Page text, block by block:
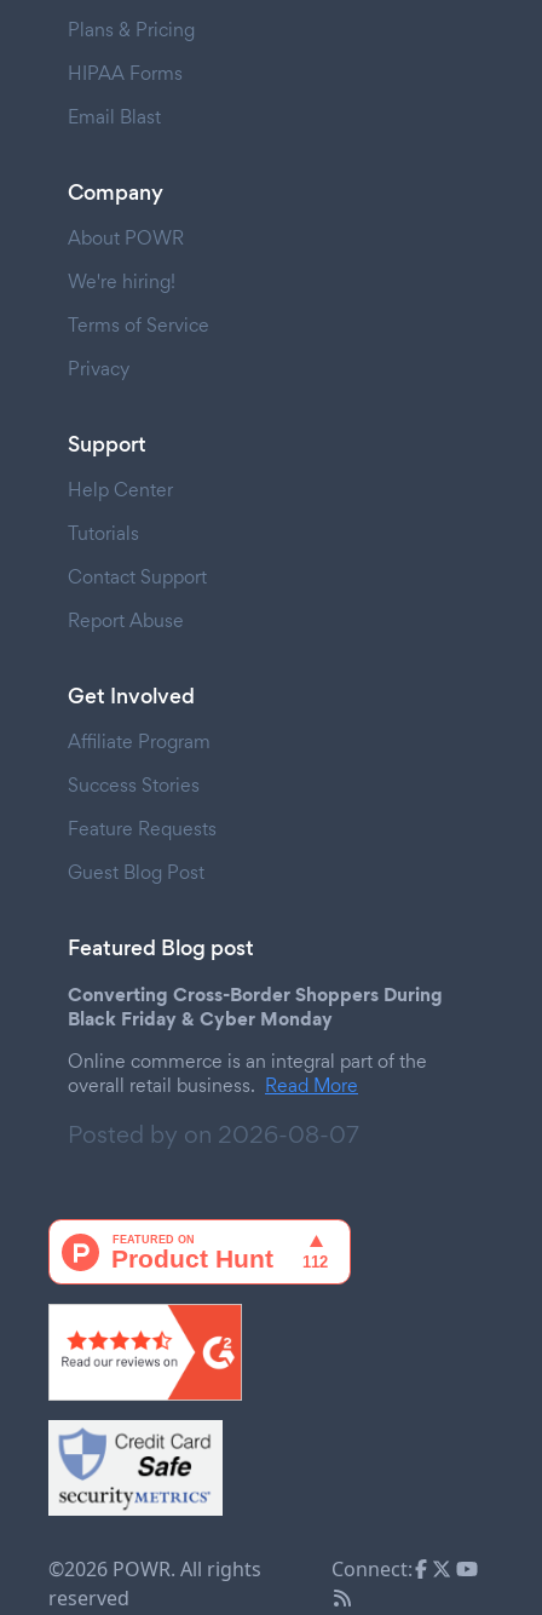
Plans & Pricing
HIPAA Forms
Email Blast
Company
About POWR
We're hiring!
Terms of Service
Privacy
Support
Help Center
Tutorials
Contact Support
Report Abuse
Get Involved
Affiliate Program
Success Stories
Feature Requests
Guest Blog Post
Featured Blog post
Converting Cross-Border Shoppers During
Black Friday & Cyber Monday
Online commerce is an integral part of the
overall retail business. Read More
Posted by on 2026-08-07
©2026 POWR. All rights
reserved
Connect: